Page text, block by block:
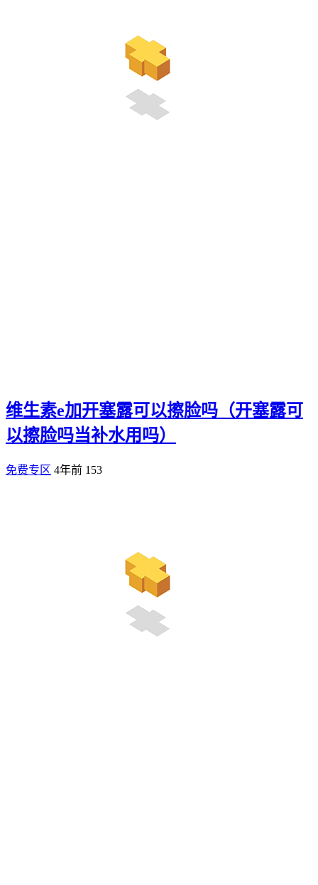
维生素e加开塞露可以擦脸吗（开塞露可
以擦脸吗当补水用吗）
免费专区 4年前 153